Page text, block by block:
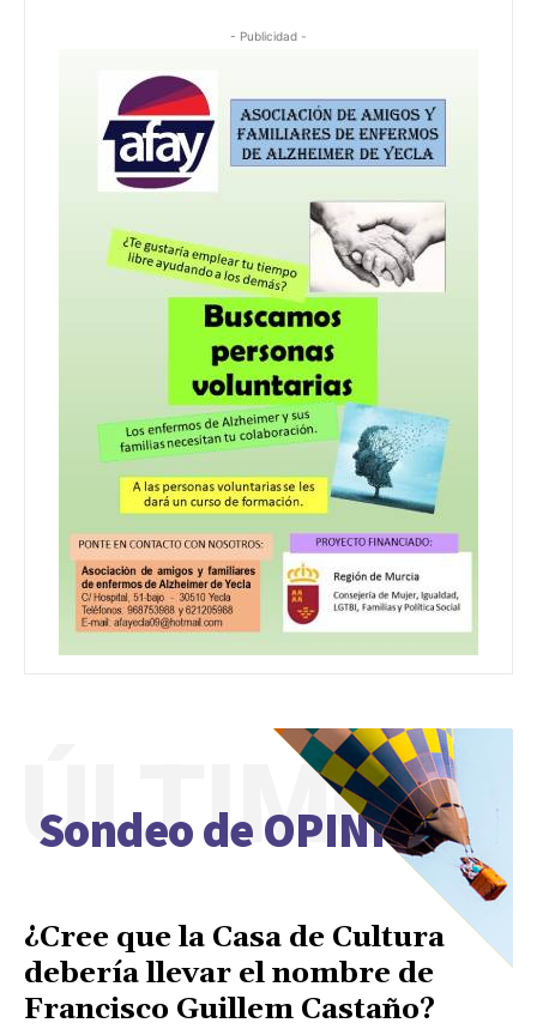
- Publicidad -
Sondeo de OPINIÓN
ÚLTIMO
¿Cree que la Casa de Cultura
debería llevar el nombre de
Francisco Guillem Castaño?